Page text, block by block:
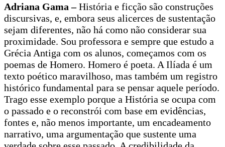
Adriana Gama –História e ficção são construções
discursivas, e, embora seus alicerces de sustentação
sejam diferentes, não há como não considerar sua
proximidade. Sou professora e sempre que estudo a
Grécia Antiga com os alunos, começamos com os
poemas de Homero. Homero é poeta. A Ilíada é um
texto poético maravilhoso, mas também um registro
histórico fundamental para se pensar aquele período.
Trago esse exemplo porque a História se ocupa com
o passado e o reconstrói com base em evidências,
fontes e, não menos importante, um encadeamento
narrativo, uma argumentação que sustente uma